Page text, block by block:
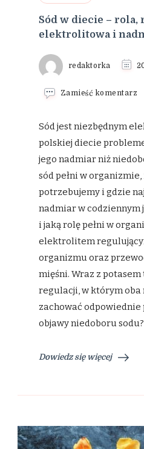
Sód w diecie – rola,
elektrolitowa i
redaktorka
Zamieść komentarz
w
–
w
Sód jest niezbędnym
polskiej diecie
jego nadmiar niż
sód pełni w
potrzebujemy i gdzie
nadmiar w codziennym
i jaką rolę pełni w
elektrolitem
organizmu oraz
mięśni. Wraz z
regulacji, w którym oba
zachować odpowiednie
objawy niedoboru
Dowiedz się więcej